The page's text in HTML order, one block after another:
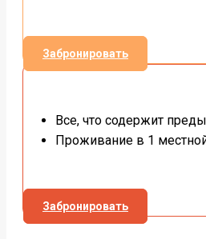
Забронировать
Все, что содержит
Проживание в 1
Забронировать